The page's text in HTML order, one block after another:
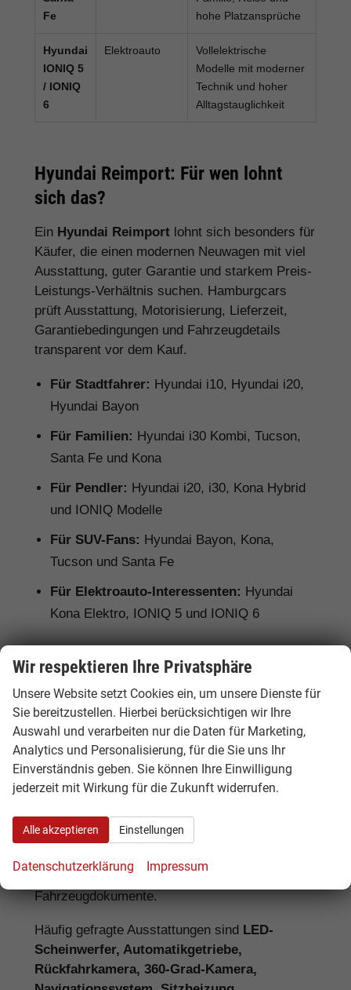
Fe
hohe Platzansprüche
Hyundai
IONIQ 5
/ IONIQ
6
Elektroauto
Vollelektrische
Modelle mit moderner
Technik und hoher
Alltagstauglichkeit
Hyundai Reimport: Für wen lohnt
sich das?
Ein Hyundai Reimport lohnt sich besonders für
Käufer, die einen modernen Neuwagen mit viel
Ausstattung, guter Garantie und starkem Preis-
Leistungs-Verhältnis suchen. Hamburgcars
prüft Ausstattung, Motorisierung, Lieferzeit,
Garantiebedingungen und Fahrzeugdetails
transparent vor dem Kauf.
Für Stadtfahrer: Hyundai i10, Hyundai i20,
Hyundai Bayon
Für Familien: Hyundai i30 Kombi, Tucson,
Santa Fe und Kona
Für Pendler: Hyundai i20, i30, Kona Hybrid
und IONIQ Modelle
Für SUV-Fans: Hyundai Bayon, Kona,
Tucson und Santa Fe
Für Elektroauto-Interessenten: Hyundai
Kona Elektro, IONIQ 5 und IONIQ 6
Ausstattung, Lieferzeit und
Unterschiede bei Hyundai EU-
Neuwagen
Bei einem Hyundai EU-Neuwagen kann die
Serienausstattung je nach Herkunftsland vom
deutschen Modell abweichen. Deshalb lohnt
sich ein genauer Vergleich. Hamburgcars achtet
für Sie auf wichtige Details wie Motorisierung,
Assistenzsysteme, Lieferzeit, Garantie und
Fahrzeugdokumente.
Häufig gefragte Ausstattungen sind LED-
Scheinwerfer, Automatikgetriebe,
Rückfahrkamera, 360-Grad-Kamera,
Wir respektieren Ihre Privatsphäre
Unsere Website setzt Cookies ein, um unsere Dienste für
Sie bereitzustellen. Hierbei berücksichtigen wir Ihre
Auswahl und verarbeiten nur die Daten für Marketing,
Analytics und Personalisierung, für die Sie uns Ihr
Einverständnis geben. Sie können Ihre Einwilligung
jederzeit mit Wirkung für die Zukunft widerrufen.
Alle akzeptieren Einstellungen
Datenschutzerklärung Impressum